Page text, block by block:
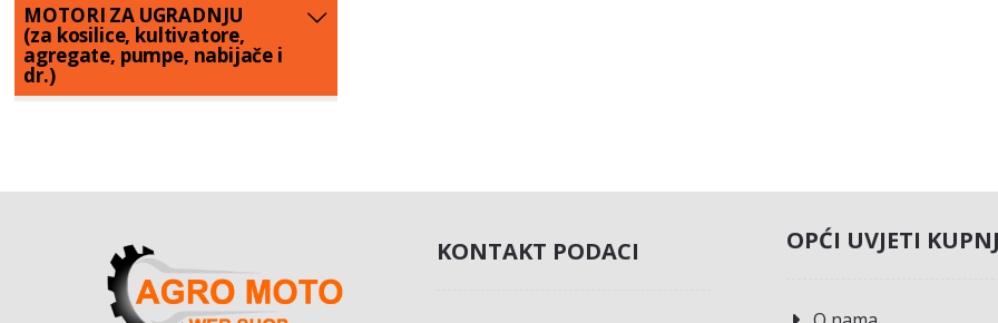
MOTORI ZA UGRADNJU
(za kosilice, kultivatore,
agregate, pumpe, nabijače i
dr.)
KONTAKT PODACI OPĆI UVJETI